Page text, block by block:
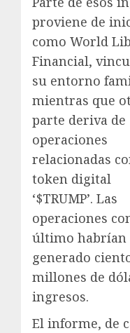
proviene de
como World
Financial,
su entorno
mientras que
parte deriva de
operaciones
relacionadas
token digital
‘$TRUMP’. Las
operaciones
último habrían
generado
millones de
ingresos.
El informe, de